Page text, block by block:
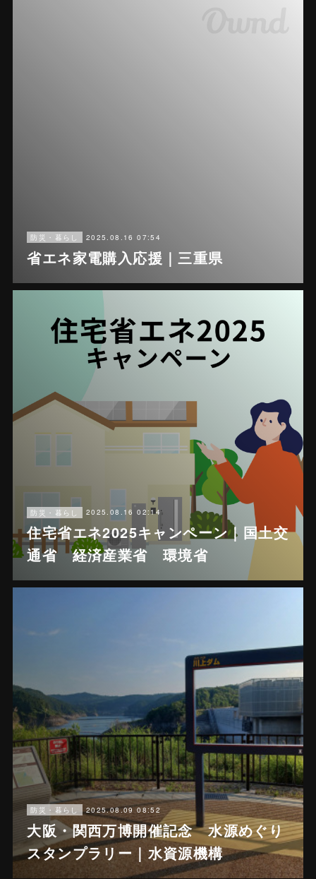
防災・暮らし 2025.08.16 07:54
省エネ家電購入応援｜三重県
防災・暮らし 2025.08.16 02:14
住宅省エネ2025キャンペーン｜国土交
通省 経済産業省 環境省
防災・暮らし 2025.08.09 08:52
大阪・関西万博開催記念 水源めぐり
スタンプラリー｜水資源機構